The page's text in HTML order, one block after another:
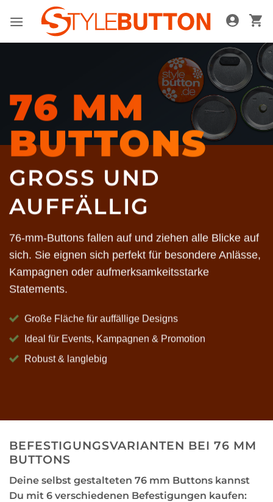
Inhalt
76 MM
BUTTONS
GROSS UND A
UFFÄLLIG
76-mm-Buttons fallen auf und ziehen alle Blicke auf
sich. Sie eignen sich perfekt für besondere Anlässe,
Kampagnen oder aufmerksamkeitsstarke
Statements.
Große Fläche für auffällige Designs
Ideal für Events, Kampagnen & Promotion
Robust & langlebig
BEFESTIGUNGSVARIANTEN BEI 76 MM
BUTTONS
Deine selbst gestalteten 76 mm Buttons kannst
Du mit 6 verschiedenen Befestigungen kaufen: